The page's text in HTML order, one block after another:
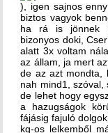
), igen sajnos
biztos vagyok
ha rá is jönnek
bizonyos doki,
alatt 3x voltam
az állam, ja mert
de az azt mondta,
nah mind1, szóval,
de lehet hogy
a hazugságok
fájásig fajuló
kg-os lelkemből